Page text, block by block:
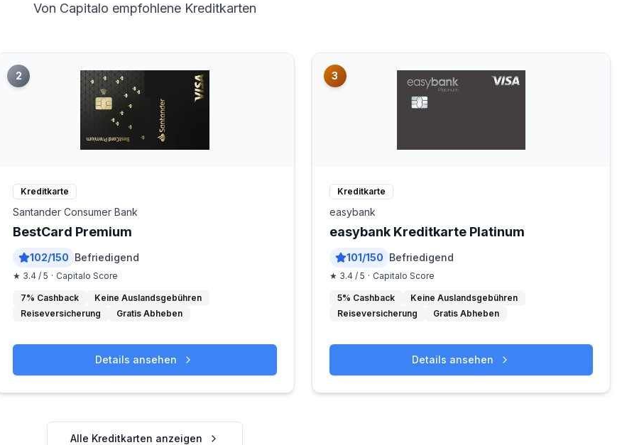
Von Capitalo empfohlene Kreditkarten
2
Kreditkarte
Santander Consumer Bank
BestCard Premium
102/150 Befriedigend
★ 3.4 / 5 · Capitalo Score
7% Cashback
Keine Auslandsgebühren
Reiseversicherung
Gratis Abheben
Details ansehen
3
Kreditkarte
easybank
easybank Kreditkarte Platinum
101/150 Befriedigend
★ 3.4/ 5 · Capitalo Score
5% Cashback
Keine Auslandsgebühren
Reiseversicherung
Gratis Abheben
Details ansehen
Alle Kreditkarten anzeigen